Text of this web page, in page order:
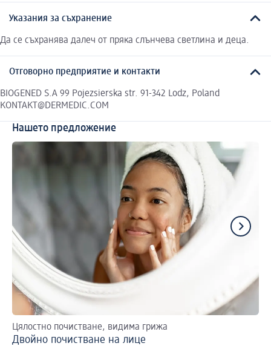
Указания за съхранение
Да се съхранява далеч от пряка слънчева светлина и деца.
Отговорно предприятие и контакти
BIOGENED S.A 99 Pojezsierska str. 91-342 Lodz, Poland
KONTAKT@DERMEDIC.COM
Нашето предложение
Цялостно почистване, видима грижа
Двойно почистване на лице